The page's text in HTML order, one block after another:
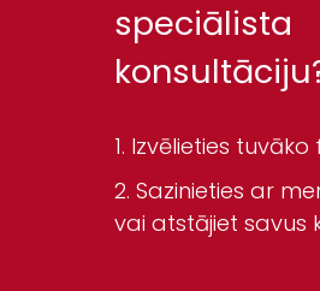
speciālista
Izvēlieties tuvāko
Sazinieties ar
vai atstājiet savus